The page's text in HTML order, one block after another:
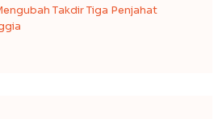
Takdir Tiga Penjahat